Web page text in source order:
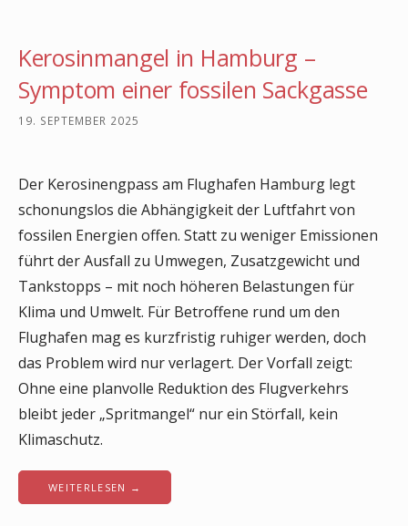
Kerosinmangel in Hamburg –
Symptom einer fossilen Sackgasse
19. SEPTEMBER 2025
Der Kerosinengpass am Flughafen Hamburg legt
schonungslos die Abhängigkeit der Luftfahrt von
fossilen Energien offen. Statt zu weniger Emissionen
führt der Ausfall zu Umwegen, Zusatzgewicht und
Tankstopps – mit noch höheren Belastungen für
Klima und Umwelt. Für Betroffene rund um den
Flughafen mag es kurzfristig ruhiger werden, doch
das Problem wird nur verlagert. Der Vorfall zeigt:
Ohne eine planvolle Reduktion des Flugverkehrs
bleibt jeder „Spritmangel“ nur ein Störfall, kein
Klimaschutz.
WEITERLESEN →